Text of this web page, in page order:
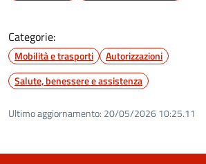
Categorie:
Mobilità e trasporti
Autorizzazioni
Salute, benessere e assistenza
Ultimo aggiornamento: 20/05/2026 10:25.11